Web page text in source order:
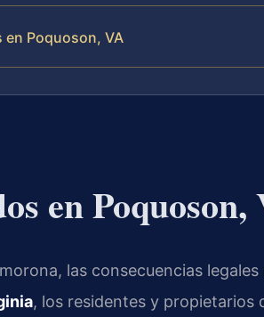
Poquoson, VA
en Poquoson,
las consecuencias legales
, los residentes y propietarios